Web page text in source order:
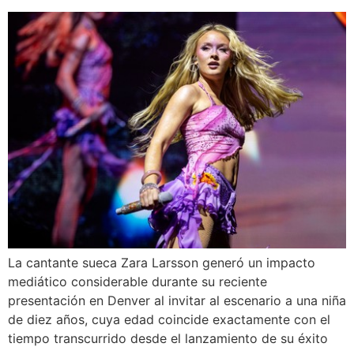
La cantante sueca Zara Larsson generó un impacto
mediático considerable durante su reciente
presentación en Denver al invitar al escenario a una niña
de diez años, cuya edad coincide exactamente con el
tiempo transcurrido desde el lanzamiento de su éxito